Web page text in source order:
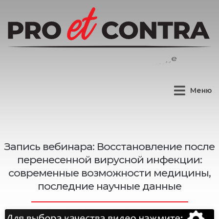
Меню
Запись вебинара: Восстановление после
перенесенной вирусной инфекции:
современные возможности медицины,
последние научные данные